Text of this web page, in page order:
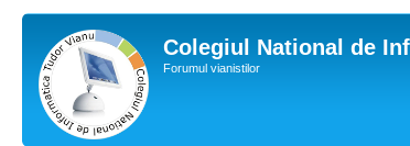
Colegiul National de
Forumul vianistilor